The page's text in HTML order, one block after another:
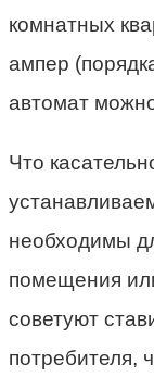
комнатных
ампер
автомат
Что
необходимы
помещения
советуют
потребителя,